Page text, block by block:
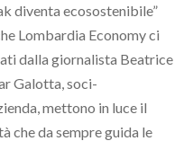
diventa ecosostenibile”
Lombardia Economy ci
dalla giornalista Beatrice
Galotta, soci-
mettono in luce il
che da sempre guida le